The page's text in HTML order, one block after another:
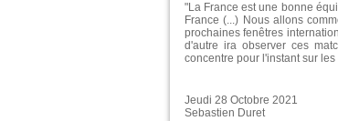
"La France est une bonne
France (...) Nous allons
prochaines fenêtres
d'autre ira observer ces
concentre pour l'instant sur
Jeudi 28 Octobre 2021
Sebastien Duret